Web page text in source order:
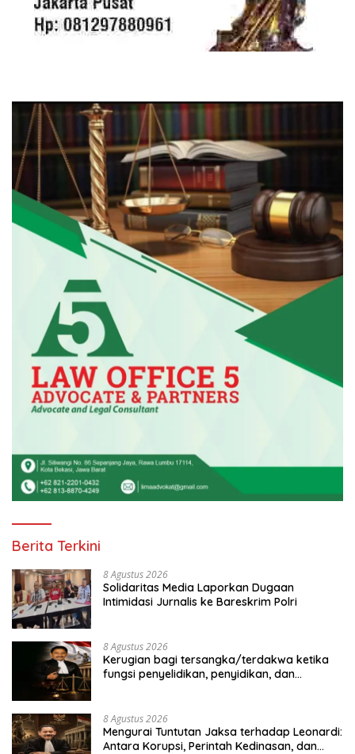
Berita Terkini
8 Agustus 2026
Solidaritas Media Laporkan Dugaan
Intimidasi Jurnalis ke Bareskrim Polri
8 Agustus 2026
Kerugian bagi tersangka/terdakwa ketika
fungsi penyelidikan, penyidikan, dan
perkara koneksitas. Studi kasus dalam
penanganan perkara dugaan korupsi
pengadaan satelit Kemhan, dengan
8 Agustus 2026
Mengurai Tuntutan Jaksa terhadap Leonardi:
Antara Korupsi, Perintah Kedinasan, dan